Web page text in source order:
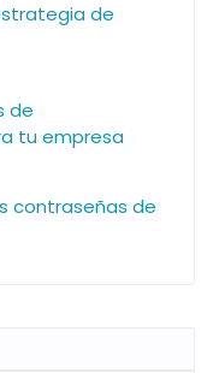
de
de
tu empresa
contraseñas de